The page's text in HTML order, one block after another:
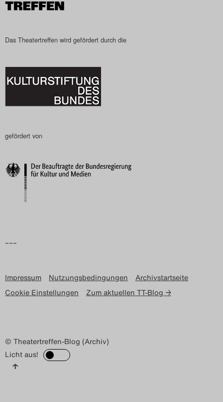
Das Theatertreffen-Blog
2024
2025
Das Theatertreffen-Blog
Nutzungsbedingungen
Das Theatertreffen wird gefördert durch die
gefördert von
–––
Impressum Nutzungsbedingungen
Archivstartseite
Cookie Einstellungen
Zum aktuellen TT-Blog →
© Theatertreffen-Blog (Archiv)
Licht aus!
↑